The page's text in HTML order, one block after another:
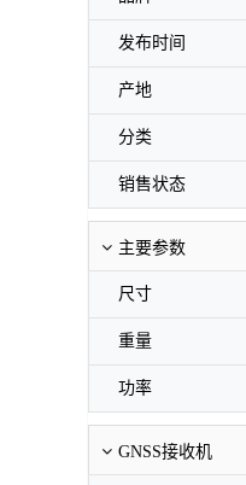
发布时间
产地
分类
销售状态
主要参数
尺寸
重量
功率
GNSS接收机